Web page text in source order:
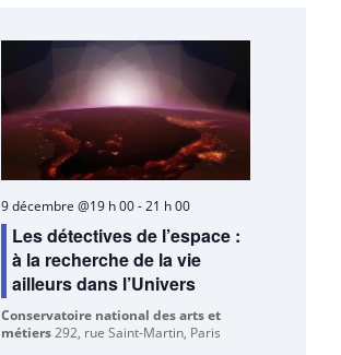
9 décembre @19 h 00-21 h 00
Les détectives de l’espace :
à la recherche de la vie
ailleurs dans l’Univers
Conservatoire national des arts et
métiers292, rue Saint-Martin, Paris